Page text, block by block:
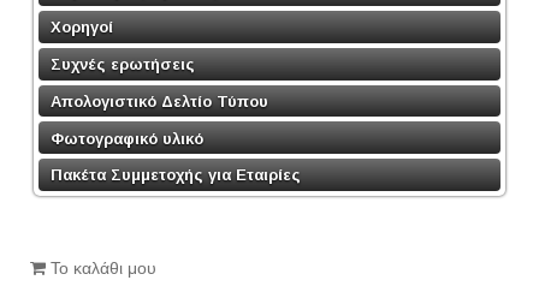
Χορηγοί
Συχνές ερωτήσεις
Απολογιστικό Δελτίο Τύπου
Φωτογραφικό υλικό
Πακέτα Συμμετοχής για Εταιρίες
Το καλάθι μου